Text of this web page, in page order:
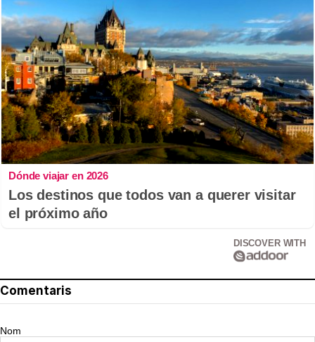
Dónde viajar en 2026
Los destinos que todos van a querer visitar
el próximo año
DISCOVER WITH
Comentaris
Nom